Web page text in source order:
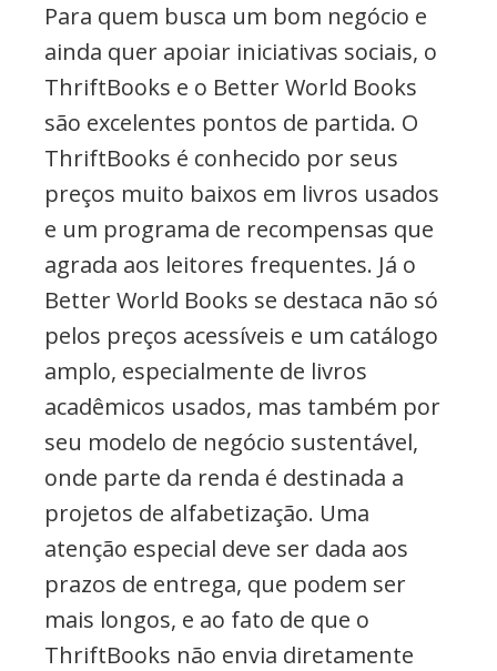
Para quem busca um bom negócio e
ainda quer apoiar iniciativas sociais, o
ThriftBooks e o Better World Books
são excelentes pontos de partida. O
ThriftBooks é conhecido por seus
preços muito baixos em livros usados
e um programa de recompensas que
agrada aos leitores frequentes. Já o
Better World Books se destaca não só
pelos preços acessíveis e um catálogo
amplo, especialmente de livros
acadêmicos usados, mas também por
seu modelo de negócio sustentável,
onde parte da renda é destinada a
projetos de alfabetização. Uma
atenção especial deve ser dada aos
prazos de entrega, que podem ser
mais longos, e ao fato de que o
ThriftBooks não envia diretamente